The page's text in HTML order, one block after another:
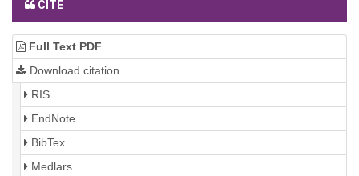
CITE
Full Text PDF
Download citation
RIS
EndNote
BibTex
Medlars